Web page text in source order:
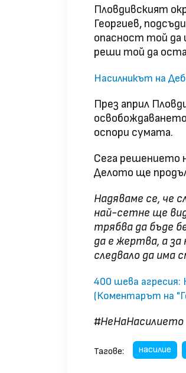
Пловдивският
Георгиев,
опасност той да
реши той да
Насилникът на
През април
оспори сумата.
Сега решението
Делото ще
Надяваме се, че
най-сетне ще
трябва да бъде
да е жертва, а за
следвало да има
400 шева агресия:
(Коментарът на
#НеНаНасилието
Тагове: насилие